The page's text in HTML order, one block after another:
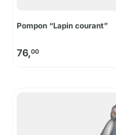
Pompon “Lapin courant”
76,00